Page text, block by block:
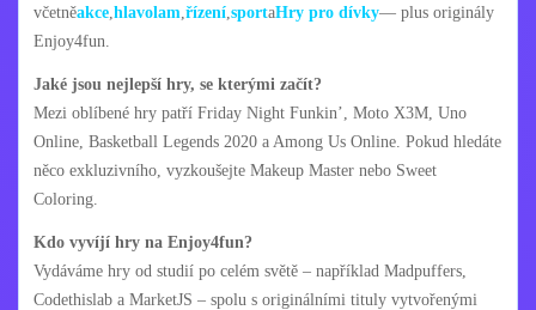
včetněakce hlavolam řízení sportaHry pro dívky— plus originály
Enjoy4fun.
Jaké jsou nejlepší hry, se kterými začít?
Mezi oblíbené hry patří Friday Night Funkin’, Moto X3M, Uno
Online, Basketball Legends 2020 a Among Us Online. Pokud hledáte
něco exkluzivního, vyzkoušejte Makeup Master nebo Sweet
Coloring.
Kdo vyvíjí hry na Enjoy4fun?
Vydáváme hry od studií po celém světě – například Madpuffers,
Codethislab a MarketJS – spolu s originálními tituly vytvořenými